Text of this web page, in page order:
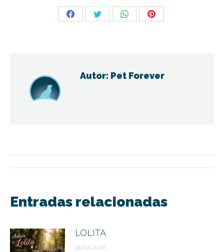
Share
Share
Share
Share
Autor: Pet Forever
Navegación
entre
Entradas relacionadas
LOLITA
18/07/2026